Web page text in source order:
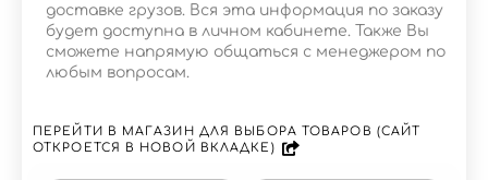
доставке грузов. Вся эта информация по заказу
будет доступна в личном кабинете. Также Вы
сможете напрямую общаться с менеджером по
любым вопросам.
ПЕРЕЙТИ В МАГАЗИН ДЛЯ ВЫБОРА ТОВАРОВ (САЙТ
ОТКРОЕТСЯ В НОВОЙ ВКЛАДКЕ)